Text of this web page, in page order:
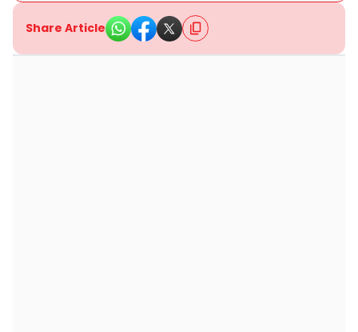
Share Article